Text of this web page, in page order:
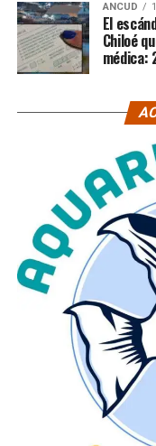
ANCUD
El
Chiloé
médica: